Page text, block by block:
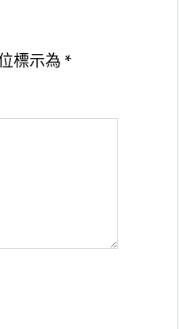
標示為 *